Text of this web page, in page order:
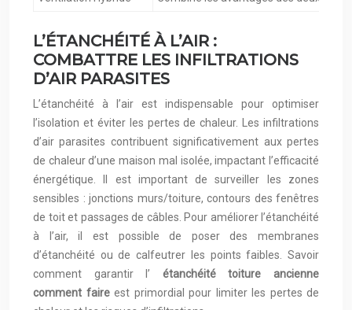
L’ÉTANCHÉITÉ À L’AIR :
COMBATTRE LES INFILTRATIONS
D’AIR PARASITES
L’étanchéité à l’air est indispensable pour optimiser
l’isolation et éviter les pertes de chaleur. Les infiltrations
d’air parasites contribuent significativement aux pertes
de chaleur d’une maison mal isolée, impactant l’efficacité
énergétique. Il est important de surveiller les zones
sensibles : jonctions murs/toiture, contours des fenêtres
de toit et passages de câbles. Pour améliorer l’étanchéité
à l’air, il est possible de poser des membranes
d’étanchéité ou de calfeutrer les points faibles. Savoir
comment garantir l’ étanchéité toiture ancienne
comment faire est primordial pour limiter les pertes de